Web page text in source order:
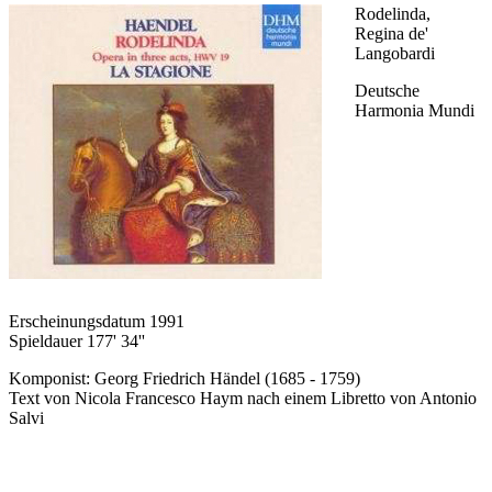
Rodelinda,
Regina de'
Langobardi
Deutsche
Harmonia Mundi
Erscheinungsdatum 1991
Spieldauer 177' 34''
Komponist: Georg Friedrich Händel (1685 - 1759)
Text von Nicola Francesco Haym nach einem Libretto von Antonio
Salvi